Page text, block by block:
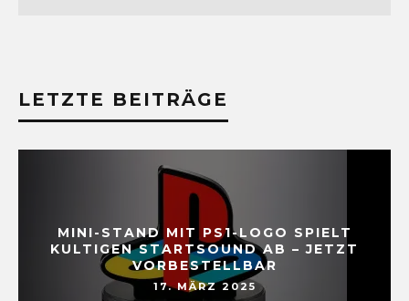
LETZTE BEITRÄGE
MINI-STAND MIT PS1-LOGO SPIELT
KULTIGEN STARTSOUND AB – JETZT
VORBESTELLBAR
17. MÄRZ 2025